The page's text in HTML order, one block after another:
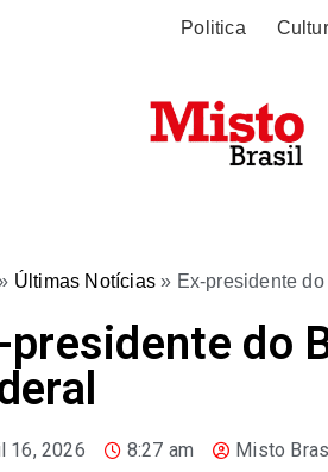
Politica
Últimas Notícias » Ex-presidente
presidente do
16, 2026 8:27 am Misto